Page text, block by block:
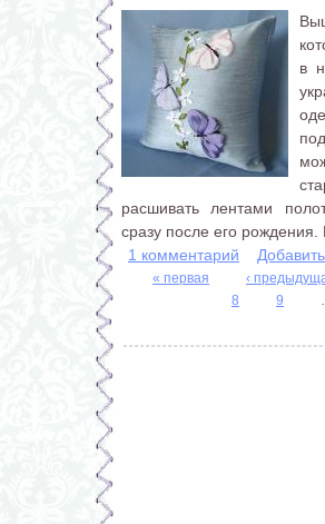
в
расшивать лентами
сразу после его
1 комментарий
« первая
‹
8
9